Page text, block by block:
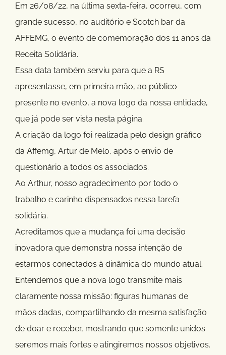
Em 26/08/22, na última sexta-feira, ocorreu, com
grande sucesso, no auditório e Scotch bar da
AFFEMG, o evento de comemoração dos 11 anos da
Receita Solidária.
Essa data também serviu para que a RS
apresentasse, em primeira mão, ao público
presente no evento, a nova logo da nossa entidade,
que já pode ser vista nesta página.
A criação da logo foi realizada pelo design gráfico
da Affemg, Artur de Melo, após o envio de
questionário a todos os associados.
Ao Arthur, nosso agradecimento por todo o
trabalho e carinho dispensados nessa tarefa
solidária.
Acreditamos que a mudança foi uma decisão
inovadora que demonstra nossa intenção de
estarmos conectados à dinâmica do mundo atual.
Entendemos que a nova logo transmite mais
claramente nossa missão: figuras humanas de
mãos dadas, compartilhando da mesma satisfação
de doar e receber, mostrando que somente unidos
seremos mais fortes e atingiremos nossos objetivos.